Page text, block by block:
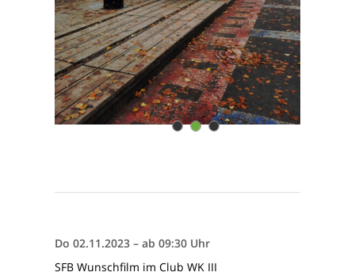
1 2 3
Do 02.11.2023 – ab 09:30 Uhr
SFB Wunschfilm im Club WK III